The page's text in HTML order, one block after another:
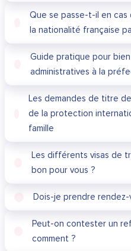
Que se passe-t-il en
la nationalité française
Guide pratique pour
administratives à la
Les demandes de titre
de la protection
famille
Les différents visas de
bon pour vous ?
Dois-je prendre
Peut-on contester un
comment ?